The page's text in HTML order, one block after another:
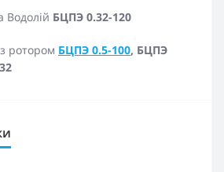
Водолій БЦПЭ 0.32-120
ротором БЦПЭ 0.5-100, БЦПЭ